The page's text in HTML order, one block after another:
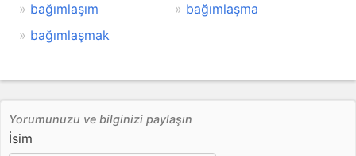
bağımlaşım
bağımlaşma
bağımlaşmak
Yorumunuzu ve bilginizi paylaşın
İsim